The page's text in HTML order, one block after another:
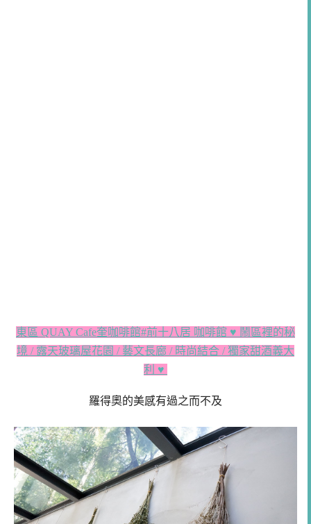
東區 QUAY Cafe奎咖啡館#前十八居 咖啡館 ♥ 鬧區裡的秘
境 / 露天玻璃屋花園 / 藝文長廊 / 時尚結合 / 獨家甜酒義大
利 ♥
羅得奧的美感有過之而不及